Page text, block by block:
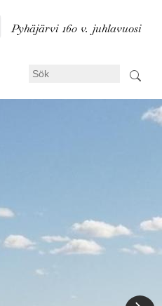
till
Pyhäjärvi 160 v. juhlavuosi
Sök